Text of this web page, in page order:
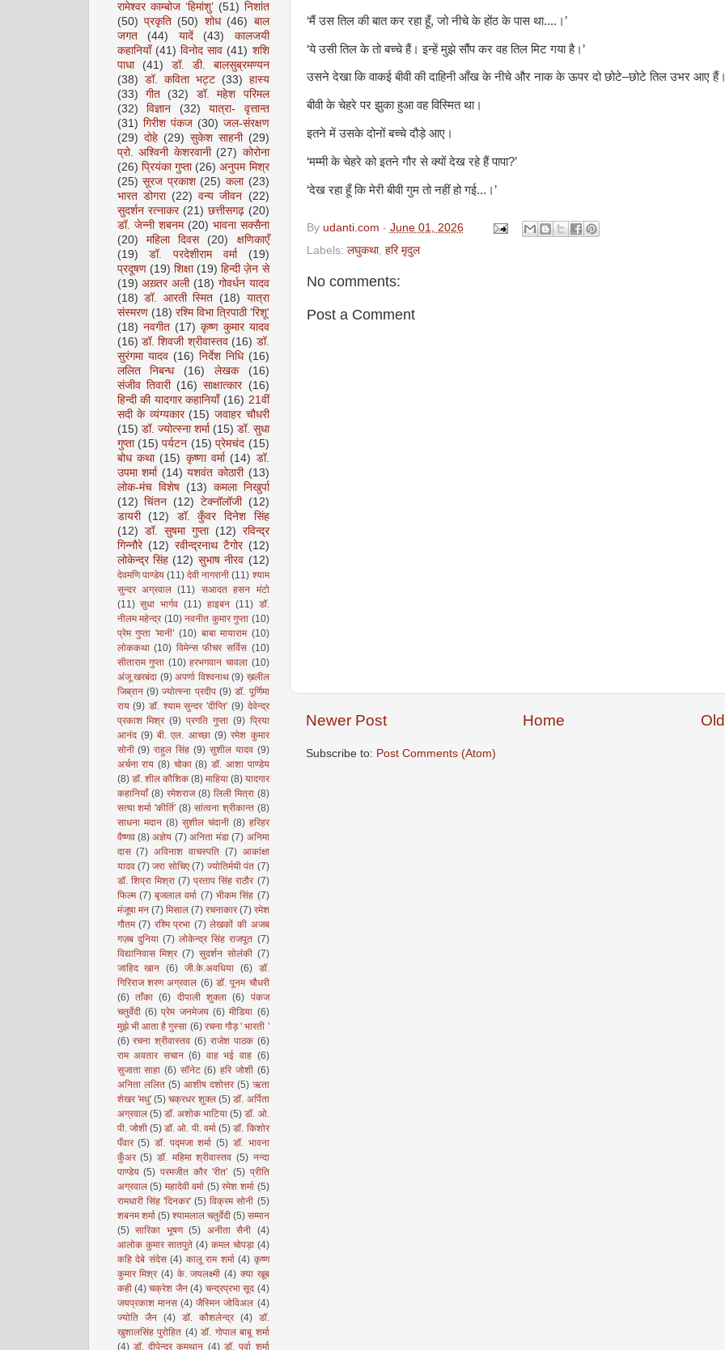
‘मैं उस तिल की बात कर रहा हूँ, जो नीचे के होंठ के पास था....।’
‘ये उसी तिल के तो बच्चे हैं। इन्हें मुझे सौंप कर वह तिल मिट गया है।’
उसने देखा कि वाकई बीवी की दाहिनी आँख के नीचे और नाक के ऊपर दो छोटे–छोटे तिल उभर आए हैं।
बीवी के चेहरे पर झुका हुआ वह विस्मित था।
इतने में उसके दोनों बच्चे दौड़े आए।
‘मम्मी के चेहरे को इतने गौर से क्यों देख रहे हैं पापा?’
‘देख रहा हूँ कि मेरी बीवी गुम तो नहीं हो गई...।’
By udanti.com - June 01, 2026
Labels: लघुकथा, हरि मृदुल
No comments:
Post a Comment
Newer Post Home
Subscribe to: Post Comments (Atom)
रामेश्वर काम्बोज ‘हिमांशु’ (51) निशांत
(50) प्रकृति (50) शोध (46) बाल
जगत
(44) यादें (43)
कालजयी
कहानियाँ (41) विनोद साव (41) शशि
पाधा
(41)
डॉ. डी. बालसुब्रमण्यन
(38) डॉ. कविता भट्ट (33) हास्य
(33)
गीत (32)
डॉ. महेश परिमल
(32)
विज्ञान (32)
यात्रा- वृत्तान्त
(31) गिरीश पंकज (30) जल-संरक्षण
(29) दोहे (29) सुकेश साहनी (29)
प्रो. अश्विनी केशरवानी (27) कोरोना
(26) प्रियंका गुप्ता (26) अनुपम मिश्र
(25) सूरज प्रकाश (25) कला (23)
भारत डोगरा (22) वन्य जीवन (22)
सुदर्शन रत्नाकर (21) छत्तीसगढ़ (20)
डॉ. जेन्नी शबनम (20) भावना सक्सैना
(20)
महिला दिवस (20)
क्षणिकाएँ
(19)
डॉ. परदेशीराम वर्मा
(19)
प्रदूषण (19) शिक्षा (19) हिन्दी ज़ेन से
(19) अख़्तर अली (18) गोवर्धन यादव
(18) डॉ. आरती स्मित (18) यात्रा
संस्मरण (18) रश्मि विभा त्रिपाठी 'रिशू'
(18) नवगीत (17) कृष्ण कुमार यादव
(16) डॉ. शिवजी श्रीवास्तव (16) डॉ.
सुरंगमा यादव (16) निर्देश निधि (16)
ललित निबन्ध
(16) लेखक
(16)
संजीव तिवारी (16) साक्षात्कार (16)
हिन्दी की यादगार कहानियाँ (16) 21वीं
सदी के व्यंग्यकार (15) जवाहर चौधरी
(15) डॉ. ज्योत्स्ना शर्मा (15) डॉ. सुधा
गुप्ता (15) पर्यटन (15) प्रेमचंद (15)
बोध कथा (15) कृष्णा वर्मा (14) डॉ.
उपमा शर्मा (14) यशवंत कोठारी (13)
लोक-मंच विशेष
(13) कमला निखुर्पा
(12) चिंतन (12) टेक्नॉलॉजी
(12)
डायरी
(12)
डॉ. कुँवर दिनेश सिंह
(12) डॉ. सुषमा गुप्ता (12) रविन्द्र
गिन्नौरे (12) रवीन्द्रनाथ टैगोर (12)
लोकेन्द्र सिंह (12) सुभाष नीरव (12)
देवमणि पाण्डेय (11) देवी नागरानी (11) श्याम
सुन्दर अग्रवाल (11) सआदत हसन मंटो
(11) सुधा भार्गव (11) हाइबन (11) डॉ.
नीलम महेन्द्र (10) नवनीत कुमार गुप्ता (10)
प्रेम गुप्ता 'मानी’ (10) बाबा मायाराम (10)
लोककथा (10) विमेन्स फीचर सर्विस (10)
सीताराम गुप्ता (10) हरभगवान चावला (10)
अंजू खरबंदा (9) अपर्णा विश्वनाथ (9) ख़लील
जिब्रान (9) ज्योत्स्ना प्रदीप (9) डॉ. पूर्णिमा
राय (9) डॉ. श्याम सुन्दर 'दीप्ति' (9) देवेन्द्र
प्रकाश मिश्र (9) प्रगति गुप्ता (9) प्रिया
आनंद (9) बी. एल. आच्छा (9) रमेश कुमार
सोनी (9) राहुल सिंह (9) सुशील यादव (9)
अर्चना राय (8) चोका (8) डॉ. आशा पाण्डेय
(8) डॉ. शील कौशिक (8) माहिया (8) यादगार
कहानियाँ (8) रमेशराज (8) लिली मित्रा (8)
सत्या शर्मा 'कीर्ति' (8) सांत्वना श्रीकान्त (8)
साधना मदान (8) सुशील चंदानी (8) हरिहर
वैष्णव (8) अज्ञेय (7) अनिता मंडा (7) अनिमा
दास (7) अविनाश वाचस्पति (7) आकांक्षा
यादव (7) जरा सोचिए (7) ज्योतिर्मयी पंत (7)
डॉ. शिप्रा मिश्रा (7) प्रताप सिंह राठौर (7)
फिल्म (7) बृजलाल वर्मा (7) भीकम सिंह (7)
मंजूषा मन (7) मिसाल (7) रचनाकार (7) रमेश
गौतम (7) रश्मि प्रभा (7) लेखकों की अजब
गज़ब दुनिया (7) लोकेन्द्र सिंह राजपूत (7)
विद्यानिवास मिश्र (7) सुदर्शन सोलंकी (7)
जाहिद खान (6) जी.के.अवधिया (6) डॉ.
गिरिराज शरण अग्रवाल (6) डॉ. पूनम चौधरी
(6) ताँका (6) दीपाली शुक्ला (6) पंकज
चतुर्वेदी (6) प्रेम जनमेजय (6) मीडिया (6)
मुझे भी आता है गुस्सा (6) रचना गौड़ ' भारती '
(6) रचना श्रीवास्तव (6) राजेश पाठक (6)
राम अवतार सचान (6) वाह भई वाह (6)
सुजाता साहा (6) सॉनेट (6) हरि जोशी (6)
अनिता ललित (5) आशीष दशोत्तर (5) ऋता
शेखर 'मधु' (5) चक्रधर शुक्ल (5) डॉ. अर्पिता
अग्रवाल (5) डॉ. अशोक भाटिया (5) डॉ. ओ.
पी. जोशी (5) डॉ. ओ. पी. वर्मा (5) डॉ. किशोर
पँवार (5) डॉ. पद्मजा शर्मा (5) डॉ. भावना
कुँअर (5) डॉ. महिमा श्रीवास्तव (5) नन्दा
पाण्डेय (5) परमजीत कौर 'रीत’ (5) प्रीति
अग्रवाल (5) महादेवी वर्मा (5) रमेश शर्मा (5)
रामधारी सिंह 'दिनकर' (5) विक्रम सोनी (5)
शबनम शर्मा (5) श्यामलाल चतुर्वेदी (5) सम्मान
(5) सारिका भूषण (5) अनीता सैनी (4)
आलोक कुमार सातपुते (4) कमल चोपड़ा (4)
कहि देबे संदेस (4) कालू राम शर्मा (4) कृष्ण
कुमार मिश्र (4) के. जयलक्ष्मी (4) क्या खूब
कही (4) चक्रेश जैन (4) चन्द्रप्रभा सूद (4)
जयप्रकाश मानस (4) जैस्मिन जोविअल (4)
ज्योति जैन
(4) डॉ. कौशलेन्द्र (4)
डॉ.
खुशालसिंह पुरोहित (4) डॉ. गोपाल बाबू शर्मा
(4) डॉ. दीपेन्द्र कमथान (4) डॉ. पूर्वा शर्मा